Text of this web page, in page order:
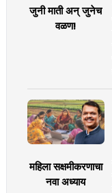
जुनी माती अन् जुनेच
वळण!
महिला सक्षमीकरणाचा
नवा अध्याय